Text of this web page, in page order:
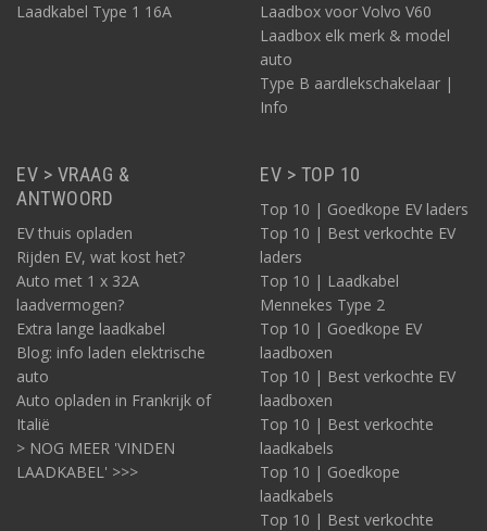
Laadkabel Type 1 16A
Laadbox voor Volvo V60
Laadbox elk merk & model
auto
Type B aardlekschakelaar |
Info
EV > VRAAG &
ANTWOORD
EV thuis opladen
Rijden EV, wat kost het?
Auto met 1 x 32A
laadvermogen?
Extra lange laadkabel
Blog: info laden elektrische
auto
Auto opladen in Frankrijk of
Italië
> NOG MEER 'VINDEN
LAADKABEL' >>>
EV > TOP 10
Top 10 | Goedkope EV laders
Top 10 | Best verkochte EV
laders
Top 10 | Laadkabel
Mennekes Type 2
Top 10 | Goedkope EV
laadboxen
Top 10 | Best verkochte EV
laadboxen
Top 10 | Best verkochte
laadkabels
Top 10 | Goedkope
laadkabels
Top 10 | Best verkochte